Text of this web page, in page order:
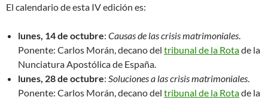
El calendario de esta IV edición es:
lunes, 14 de octubre: Causas de las crisis matrimoniales
Ponente: Carlos Morán, decano del tribunal de la Rotade la
Nunciatura Apostólica de España.
lunes, 28 de octubre: Soluciones a las crisis matrimoniales
Ponente: Carlos Morán, decano del tribunal de la Rotade la